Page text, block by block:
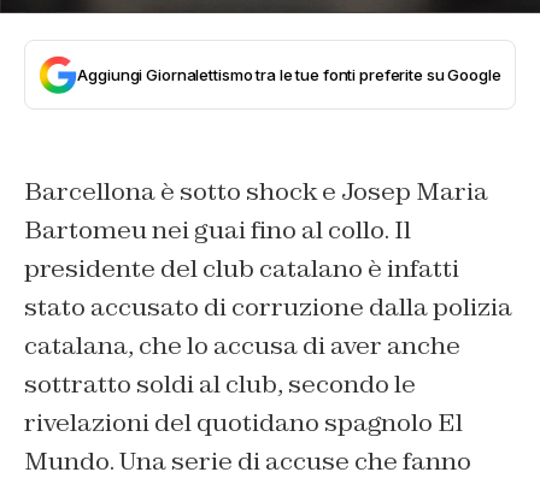
Aggiungi Giornalettismo tra le tue fonti preferite su Google
Barcellona è sotto shock e Josep Maria
Bartomeu nei guai fino al collo. Il
presidente del club catalano è infatti
stato accusato di corruzione dalla polizia
catalana, che lo accusa di aver anche
sottratto soldi al club, secondo le
rivelazioni del quotidano spagnolo El
Mundo. Una serie di accuse che fanno